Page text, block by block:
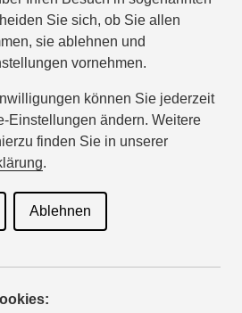
Sie sich, ob Sie allen
sie ablehnen und
vornehmen.
können Sie jederzeit
Einstellungen ändern. Weitere
finden Sie in unserer
.
Ablehnen
zu den unten angegebenen
einen Beratungstermin
besten unser Kontaktformular.
VEREINBAREN